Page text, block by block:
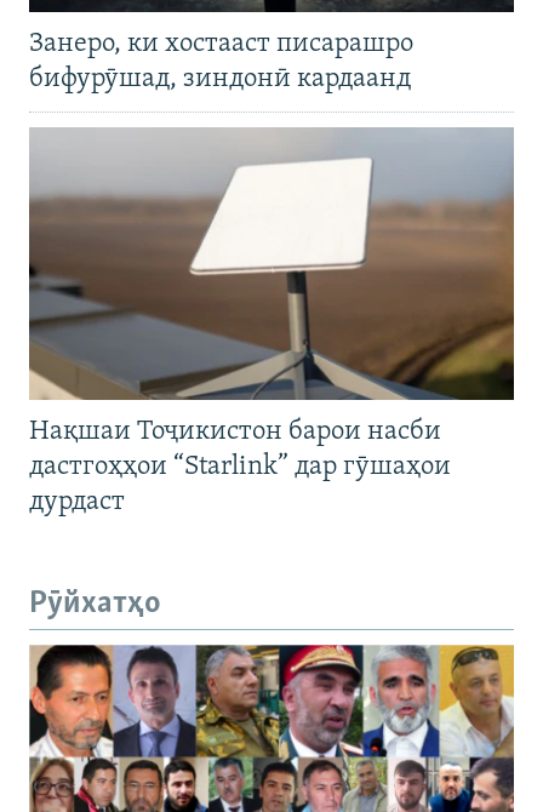
Занеро, ки хостааст писарашро
бифурӯшад, зиндонӣ кардаанд
Нақшаи Тоҷикистон барои насби
дастгоҳҳои “Starlink” дар гӯшаҳои
дурдаст
Рӯйхатҳо